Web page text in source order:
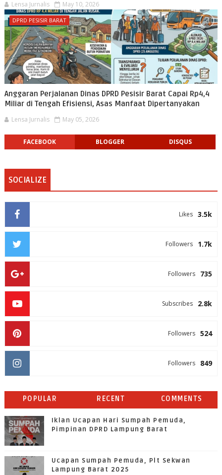
Lensa Jurnalis May 10, 2026
DPRD PESISIR BARAT
Anggaran Perjalanan Dinas DPRD Pesisir Barat Capai Rp4,4
Miliar di Tengah Efisiensi, Asas Manfaat Dipertanyakan
Lensa Jurnalis May 05, 2026
FACEBOOK BLOGGER DISQUS
SOCIALIZE
3.5k
Likes
1.7k
Followers
735
Followers
2.8k
Subscribes
524
Followers
849
Followers
POPULAR RECENT COMMENTS
Iklan Ucapan Hari Sumpah Pemuda,
Pimpinan DPRD Lampung Barat
Ucapan Sumpah Pemuda, Plt Sekwan
Lampung Barat 2025